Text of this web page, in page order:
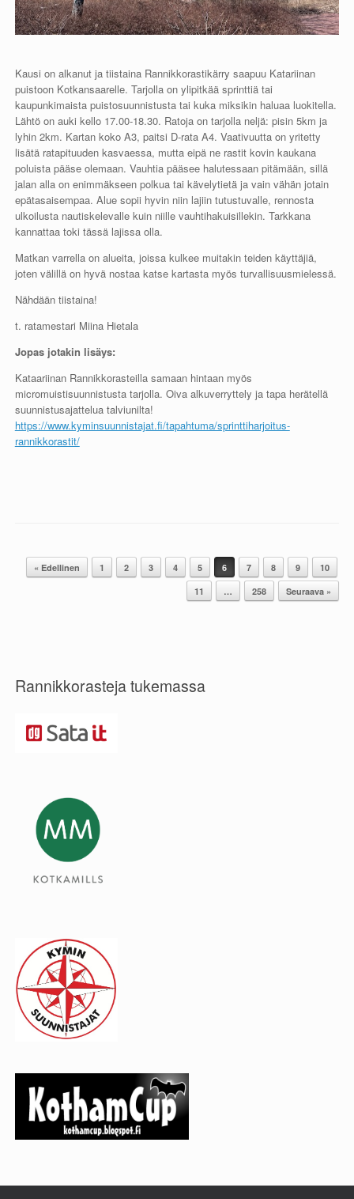
Kausi on alkanut ja tiistaina Rannikkorastikärry saapuu Katariinan
puistoon Kotkansaarelle. Tarjolla on ylipitkää sprinttiä tai
kaupunkimaista puistosuunnistusta tai kuka miksikin haluaa luokitella.
Lähtö on auki kello 17.00-18.30. Ratoja on tarjolla neljä: pisin 5km ja
lyhin 2km. Kartan koko A3, paitsi D-rata A4. Vaativuutta on yritetty
lisätä ratapituuden kasvaessa, mutta eipä ne rastit kovin kaukana
poluista pääse olemaan. Vauhtia pääsee halutessaan pitämään, sillä
jalan alla on enimmäkseen polkua tai kävelytietä ja vain vähän jotain
epätasaisempaa. Alue sopii hyvin niin lajiin tutustuvalle, rennosta
ulkoilusta nautiskelevalle kuin niille vauhtihakuisillekin. Tarkkana
kannattaa toki tässä lajissa olla.
Matkan varrella on alueita, joissa kulkee muitakin teiden käyttäjiä,
joten välillä on hyvä nostaa katse kartasta myös turvallisuusmielessä.
Nähdään tiistaina!
t. ratamestari Miina Hietala
Jopas jotakin lisäys:
Kataariinan Rannikkorasteilla samaan hintaan myös
micromuistisuunnistusta tarjolla. Oiva alkuverryttely ja tapa herätellä
suunnistusajattelua talviunilta!
https://www.kyminsuunnistajat.fi/tapahtuma/sprinttiharjoitus-
rannikkorastit/
Post navigation
« Edellinen 1 2 3 4 5 6 7 8 9
10
11
… 258 Seuraava »
Rannikkorasteja tukemassa